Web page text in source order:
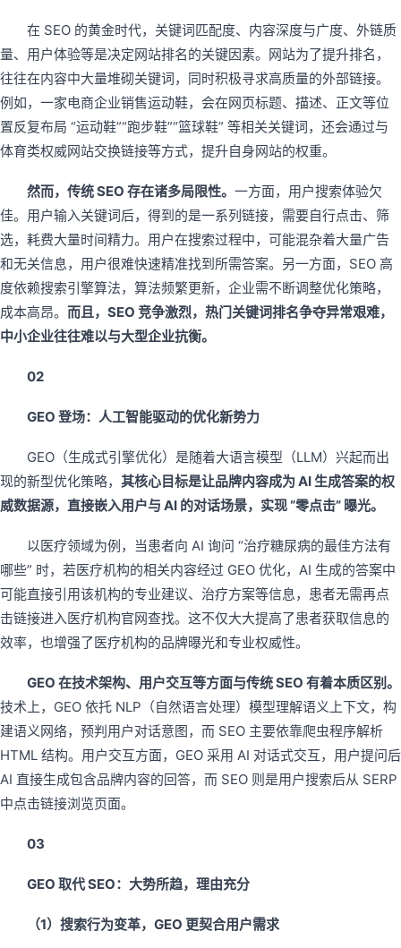
在 SEO 的黄金时代，关键词匹配度、内容深度与广度、外链质
量、用户体验等是决定网站排名的关键因素。网站为了提升排名，
往往在内容中大量堆砌关键词，同时积极寻求高质量的外部链接。
例如，一家电商企业销售运动鞋，会在网页标题、描述、正文等位
置反复布局 “运动鞋”“跑步鞋”“篮球鞋” 等相关关键词，还会通过与
体育类权威网站交换链接等方式，提升自身网站的权重。
然而，传统 SEO 存在诸多局限性。 一方面，用户搜索体验欠
佳。用户输入关键词后，得到的是一系列链接，需要自行点击、筛
选，耗费大量时间精力。用户在搜索过程中，可能混杂着大量广告
和无关信息，用户很难快速精准找到所需答案。另一方面，SEO 高
度依赖搜索引擎算法，算法频繁更新，企业需不断调整优化策略，
成本高昂。 而且，SEO 竞争激烈，热门关键词排名争夺异常艰难，
中小企业往往难以与大型企业抗衡。
02
GEO 登场：人工智能驱动的优化新势力
GEO（生成式引擎优化）是随着大语言模型（LLM）兴起而出
现的新型优化策略， 其核心目标是让品牌内容成为 AI 生成答案的权
威数据源，直接嵌入用户与 AI 的对话场景，实现 “零点击” 曝光。
以医疗领域为例，当患者向 AI 询问 “治疗糖尿病的最佳方法有
哪些” 时，若医疗机构的相关内容经过 GEO 优化，AI 生成的答案中
可能直接引用该机构的专业建议、治疗方案等信息，患者无需再点
击链接进入医疗机构官网查找。这不仅大大提高了患者获取信息的
效率，也增强了医疗机构的品牌曝光和专业权威性。
GEO 在技术架构、用户交互等方面与传统 SEO 有着本质区别。
技术上，GEO 依托 NLP（自然语言处理）模型理解语义上下文，构
建语义网络，预判用户对话意图，而 SEO 主要依靠爬虫程序解析
HTML 结构。用户交互方面，GEO 采用 AI 对话式交互，用户提问后
AI 直接生成包含品牌内容的回答，而 SEO 则是用户搜索后从 SERP
中点击链接浏览页面。
03
GEO 取代 SEO：大势所趋，理由充分
（1）搜索行为变革，GEO 更契合用户需求